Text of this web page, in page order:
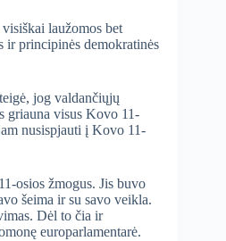
laužomos bet
ir principinės demokratinės
jog valdančiųjų
griauna visus Kovo 11-
nusispjauti į Kovo 11-
osios žmogus. Jis buvo
šeima ir su savo veikla.
Dėl to čia ir
europarlamentarė.